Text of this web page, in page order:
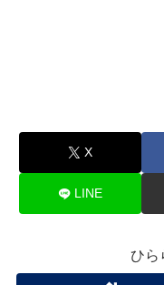
X
LINE
ひら